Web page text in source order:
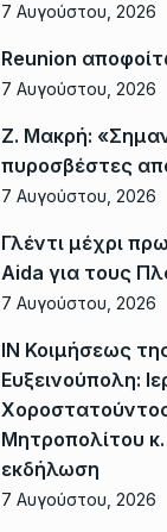
7 Αυγούστου, 2026
Reunion
7 Αυγούστου, 2026
Ζ. Μακρή:
πυροσβέστες
7 Αυγούστου, 2026
Γλέντι μέχρι
Aida για τους
7 Αυγούστου, 2026
ΙΝ Κοιμήσεως
Ευξεινούπολη:
Μητροπολίτου κ.
εκδήλωση
7 Αυγούστου, 2026